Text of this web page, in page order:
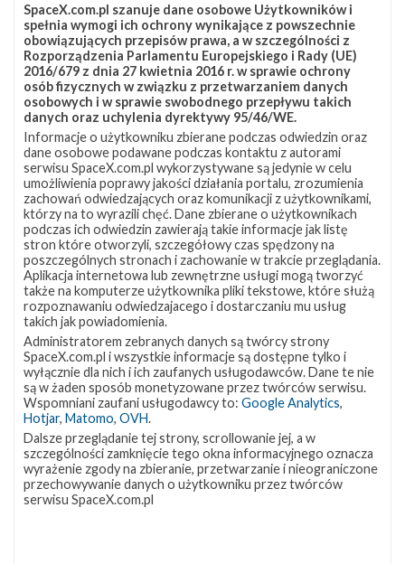
NRO posiada bardzo zróżnicowaną flotę, składającą się
zarówno z małych satelitów, jak i większych, bardziej
standardowych. Takie podejście pozwala na dążenie do
hybrydowej architektury zaprojektowanej tak, aby
zapewniać globalne pokrycie w szerokim zakresie
wymagań wywiadowczych, prowadzić prace badawczo-
rozwojowe oraz pomagać w łagodzeniu skutków
katastrof naturalnych zarówno w USA, jak i na całym
świecie. NROL-108 to szósty start z ładunkiem dla NRO
w 2020 roku. Na pokładzie rakiety znajdzie się ładunek
związany z bezpieczeństwem narodowym, który został
zaprojektowany i zbudowany przez agencję.
Logo misji przygotowane przez NRO przedstawia
goryla na zielonym tle, bijącego się w klatkę piersiową
oraz slogan „Pokój Poprzez Siłę”. Motyw ten został
wybrany przez NRO, ponieważ goryle są spokojnymi
zwierzętami, lecz w razie potrzeby potrafią być groźne.
Analogicznie, misja ta ma umożliwić stałą czujność i
gotowość do obrony, demonstrując zaangażowanie NRO
w ochronę amerykańskich żołnierzy, interesów i
sojuszników.
SpaceX.com.pl szanuje dane osobowe Użytkowników i
spełnia wymogi ich ochrony wynikające z powszechnie
obowiązujących przepisów prawa, a w szczególności z
Rozporządzenia Parlamentu Europejskiego i Rady (UE)
2016/679 z dnia 27 kwietnia 2016 r. w sprawie ochrony
osób fizycznych w związku z przetwarzaniem danych
osobowych i w sprawie swobodnego przepływu takich
danych oraz uchylenia dyrektywy 95/46/WE.
Informacje o użytkowniku zbierane podczas odwiedzin oraz
dane osobowe podawane podczas kontaktu z autorami
serwisu SpaceX.com.pl wykorzystywane są jedynie w celu
umożliwienia poprawy jakości działania portalu, zrozumienia
zachowań odwiedzających oraz komunikacji z użytkownikami,
którzy na to wyrazili chęć. Dane zbierane o użytkownikach
podczas ich odwiedzin zawierają takie informacje jak listę
stron które otworzyli, szczegółowy czas spędzony na
poszczególnych stronach i zachowanie w trakcie przeglądania.
Aplikacja internetowa lub zewnętrzne usługi mogą tworzyć
także na komputerze użytkownika pliki tekstowe, które służą
rozpoznawaniu odwiedzajacego i dostarczaniu mu usług
takich jak powiadomienia.
Administratorem zebranych danych są twórcy strony
SpaceX.com.pl i wszystkie informacje są dostępne tylko i
wyłącznie dla nich i ich zaufanych usługodawców. Dane te nie
są w żaden sposób monetyzowane przez twórców serwisu.
Wspomniani zaufani usługodawcy to: Google Analytics,
Hotjar, Matomo, OVH.
Dalsze przeglądanie tej strony, scrollowanie jej, a w
szczególności zamknięcie tego okna informacyjnego oznacza
wyrażenie zgody na zbieranie, przetwarzanie i nieograniczone
przechowywanie danych o użytkowniku przez twórców
serwisu SpaceX.com.pl